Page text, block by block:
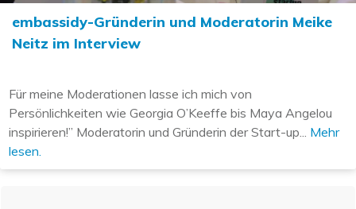
embassidy-Gründerin und Moderatorin Meike
Neitz im Interview
Für meine Moderationen lasse ich mich von
Persönlichkeiten wie Georgia O’Keeffe bis Maya Angelou
inspirieren!” Moderatorin und Gründerin der Start-up... Mehr
lesen.